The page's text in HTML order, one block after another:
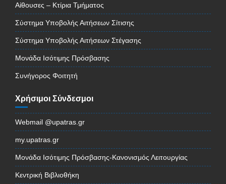
Αίθουσες – Κτίρια Τμήματος
Σύστημα Υποβολής Αιτήσεων Σίτισης
Σύστημα Υποβολής Αιτήσεων Στέγασης
Μονάδα Ισότιμης Πρόσβασης
Συνήγορος Φοιτητή
Χρήσιμοι Σύνδεσμοι
Webmail @upatras.gr
my.upatras.gr
Μονάδα Ισότιμης Πρόσβασης-Κανονισμός Λειτουργίας
Κεντρική Βιβλιοθήκη